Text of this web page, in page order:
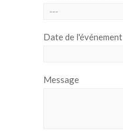
Date de l'événement
Message